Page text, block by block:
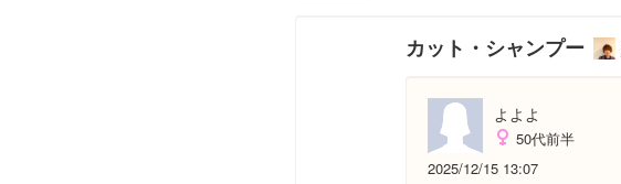
カット・シャンプー
よよよ
50代前半
2025/12/15 13:07